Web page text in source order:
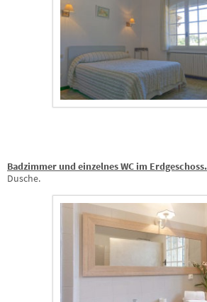
Badzimmer und einzelnes WC im Erdgeschoss.
Dusche.